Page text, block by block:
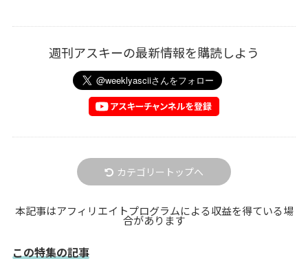
週刊アスキーの最新情報を購読しよう
カテゴリートップへ
本記事はアフィリエイトプログラムによる収益を得ている場
合があります
この特集の記事